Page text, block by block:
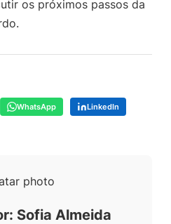
os próximos passos da
WhatsApp
LinkedIn
Sofia Almeida